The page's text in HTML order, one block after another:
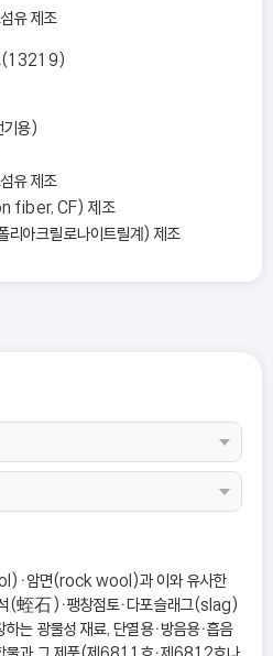
유 제조
(13219)
기용)
유 제조
fiber, CF) 제조
리아크릴로나이트릴계) 제조
ㆍ암면(rock wool)과 이와 유사한
(蛭石)ㆍ팽창점토ㆍ다포슬래그(slag)
는 광물성 재료, 단열용ㆍ방음용ㆍ흡음